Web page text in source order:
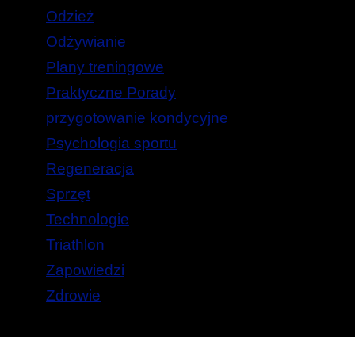
Odzież
Odżywianie
Plany treningowe
Praktyczne Porady
przygotowanie kondycyjne
Psychologia sportu
Regeneracja
Sprzęt
Technologie
Triathlon
Zapowiedzi
Zdrowie